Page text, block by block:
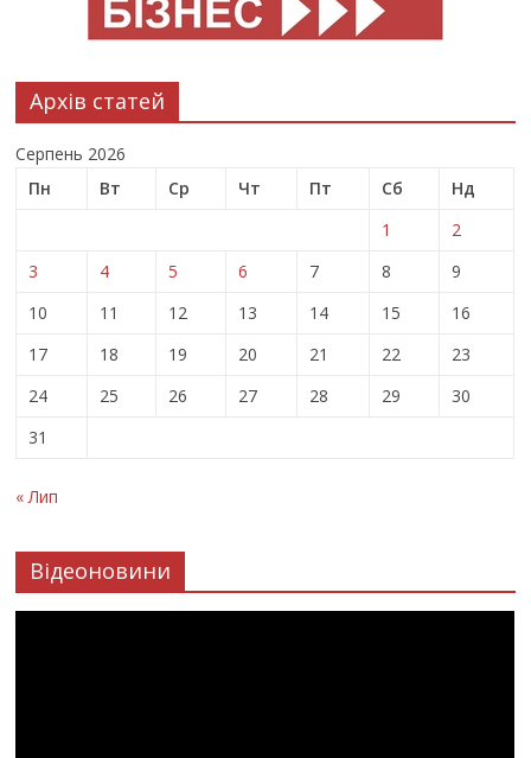
Архів статей
Серпень 2026
Пн
Вт Ср Чт Пт Сб
Нд
1
2
3
4 5 6 7 8
9
10
11 12 13 14 15
16
17
18 19 20 21 22
23
24
25 26 27 28 29
30
31
« Лип
Відеоновини